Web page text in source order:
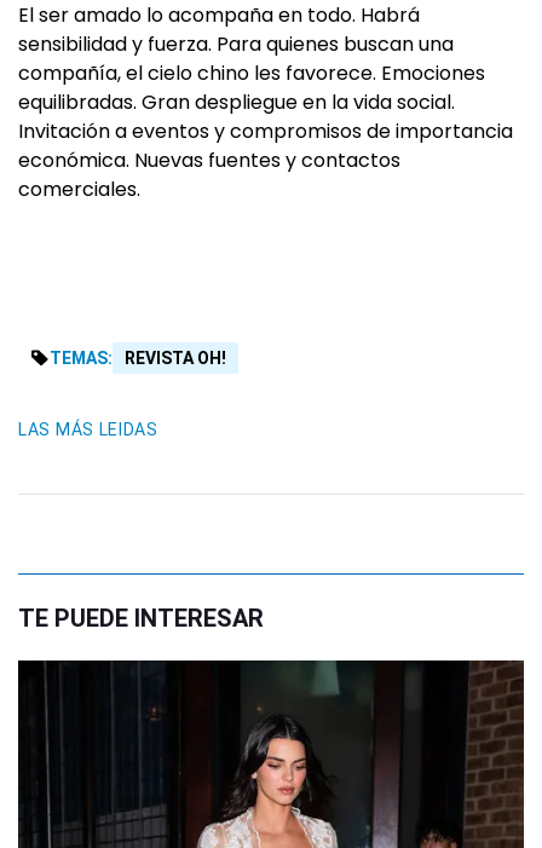
El ser amado lo acompaña en todo. Habrá
sensibilidad y fuerza. Para quienes buscan una
compañía, el cielo chino les favorece. Emociones
equilibradas. Gran despliegue en la vida social.
Invitación a eventos y compromisos de importancia
económica. Nuevas fuentes y contactos
comerciales.
TEMAS: REVISTA OH!
LAS MÁS LEIDAS
TE PUEDE INTERESAR